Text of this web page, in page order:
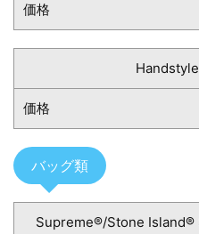
価格
価格
バッグ類
Supreme®/Stone Island®